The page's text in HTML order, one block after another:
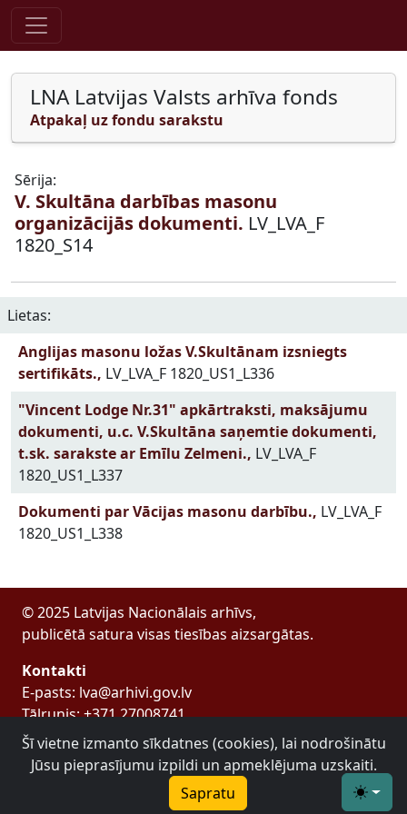
Pāriet uz saturu
LNA Latvijas Valsts arhīva fonds
Atpakaļ uz fondu sarakstu
Sērija:
V. Skultāna darbības masonu
organizācijās dokumenti. LV_LVA_F
1820_S14
Lietas:
Anglijas masonu ložas V.Skultānam izsniegts
sertifikāts., LV_LVA_F 1820_US1_L336
"Vincent Lodge Nr.31" apkārtraksti, maksājumu
dokumenti, u.c. V.Skultāna saņemtie dokumenti,
t.sk. sarakste ar Emīlu Zelmeni., LV_LVA_F
1820_US1_L337
Dokumenti par Vācijas masonu darbību., LV_LVA_F
1820_US1_L338
© 2025 Latvijas Nacionālais arhīvs,
publicētā satura visas tiesības aizsargātas.
Kontakti
E-pasts: lva@arhivi.gov.lv
Tālrunis: +371 27008741
Bezdelīgu 1A, Rīga
Latvijas Valsts arhīvs
Šī vietne izmanto sīkdatnes (cookies), lai nodrošinātu
Jūsu pieprasījumu izpildi un apmeklējuma uzskaiti.
Sapratu